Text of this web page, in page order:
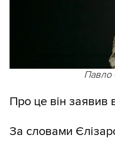
Павло
Про це він заявив
За словами